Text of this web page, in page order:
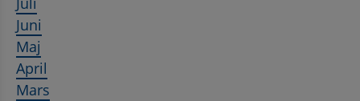
Juni
Maj
April
Mars